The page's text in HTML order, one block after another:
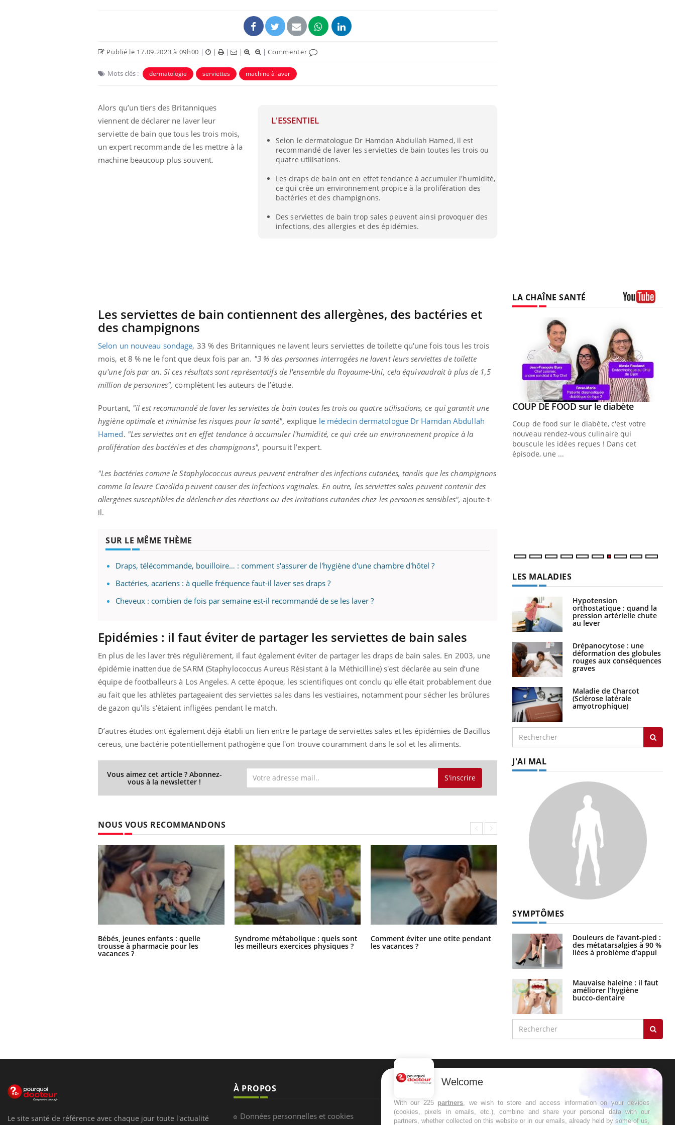
Publié le 17.09.2023 à 09h00 | | | | |Commenter
Mots clés : dermatologie serviettes machine à laver
L'ESSENTIEL
Selon le dermatologue Dr Hamdan Abdullah Hamed, il est
recommandé de laver les serviettes de bain toutes les trois ou
quatre utilisations.
Les draps de bain ont en effet tendance à accumuler l'humidité,
ce qui crée un environnement propice à la prolifération des
bactéries et des champignons.
Des serviettes de bain trop sales peuvent ainsi provoquer des
infections, des allergies et des épidémies.
Alors qu’un tiers des Britanniques
viennent de déclarer ne laver leur
serviette de bain que tous les trois mois,
un expert recommande de les mettre à la
machine beaucoup plus souvent.
Les serviettes de bain contiennent des allergènes, des bactéries et
des champignons
Selon un nouveau sondage, 33 % des Britanniques ne lavent leurs serviettes de toilette qu'une fois tous les trois
mois, et 8 % ne le font que deux fois par an. "3 % des personnes interrogées ne lavent leurs serviettes de toilette
qu'une fois par an. Si ces résultats sont représentatifs de l'ensemble du Royaume-Uni, cela équivaudrait à plus de 1,5
million de personnes", complètent les auteurs de l’étude.
Pourtant, "il est recommandé de laver les serviettes de bain toutes les trois ou quatre utilisations, ce qui garantit une
hygiène optimale et minimise les risques pour la santé", explique le médecin dermatologue Dr Hamdan Abdullah
Hamed. "Les serviettes ont en effet tendance à accumuler l'humidité, ce qui crée un environnement propice à la
prolifération des bactéries et des champignons", poursuit l’expert.
"Les bactéries comme le Staphylococcus aureus peuvent entraîner des infections cutanées, tandis que les champignons
comme la levure Candida peuvent causer des infections vaginales. En outre, les serviettes sales peuvent contenir des
allergènes susceptibles de déclencher des réactions ou des irritations cutanées chez les personnes sensibles", ajoute-t-
il.
SUR LE MÊME THÈME
Draps, télécommande, bouilloire… : comment s'assurer de l'hygiène d'une chambre d'hôtel ?
Bactéries, acariens : à quelle fréquence faut-il laver ses draps ?
Cheveux : combien de fois par semaine est-il recommandé de se les laver ?
Epidémies : il faut éviter de partager les serviettes de bain sales
En plus de les laver très régulièrement, il faut également éviter de partager les draps de bain sales. En 2003, une
épidémie inattendue de SARM (Staphylococcus Aureus Résistant à la Méthicilline) s'est déclarée au sein d’une
équipe de footballeurs à Los Angeles. A cette époque, les scientifiques ont conclu qu'elle était probablement due
au fait que les athlètes partageaient des serviettes sales dans les vestiaires, notamment pour sécher les brûlures
de gazon qu'ils s'étaient infligées pendant le match.
D’autres études ont également déjà établi un lien entre le partage de serviettes sales et les épidémies de Bacillus
cereus, une bactérie potentiellement pathogène que l'on trouve couramment dans le sol et les aliments.
Vous aimez cet article ? Abonnez-
vous à la newsletter ! S'inscrire
NOUS VOUS RECOMMANDONS
Bébés, jeunes enfants : quelle
trousse à pharmacie pour les
vacances ?
Syndrome métabolique : quels sont
les meilleurs exercices physiques ?
Comment éviter une otite pendant
les vacances ?
Hantavirus : un cas détecté chez un
touriste en France
LA CHAÎNE SANTÉ
Eczéma Chronique des Mains : se
préparer pour l’été ! Youtube
L'été arrive… et avec lui, un tout nouveau
rythme de vie ! Vacances, plage, piscine,
soleil, activités en plein air… Nos mains
Youtube
Diabète & Ramadan 2026Youtube
Le Ramadan approche, et, pour de
nombreuses personnes atteintes de
diabète, c'est une période de questions, de
défis, mais ...
Youtube
Un « jumeau numérique » pour
faciliter l’accès à la médecine
préventiveYoutube
numérique » permet ...
Youtube
COUP DE FOOD sur le diabèteYoutube
Coup de food sur le diabète, c'est votre
nouveau rendez-vous culinaire qui
bouscule les idées reçues ! Dans cet
épisode, une ...
LES MALADIES
Hypotension
orthostatique : quand la
pression artérielle chute
au lever
Drépanocytose : une
déformation des globules
rouges aux conséquences
graves
Maladie de Charcot
(Sclérose latérale
amyotrophique)
J'AI MAL
SYMPTÔMES
Douleurs de l’avant-pied :
des métatarsalgies à 90 %
liées à problème d’appui
Mauvaise haleine : il faut
améliorer l’hygiène
bucco-dentaire
Le site santé de référence avec chaque jour toute l'actualité
À PROPOS
Données personnelles et cookies
NEWSLETTER
Recevez toutes les semaines les meilleures
infos santé
Welcome
With our 225 partners, we wish to store and access information on your devices
(cookies, pixels in emails, etc.), combine and share your personal data with our
partners, whether collected on this website or in our emails, already held by some of us,